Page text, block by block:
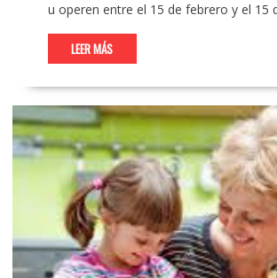
u operen entre el 15 de febrero y el 15
LEER MÁS